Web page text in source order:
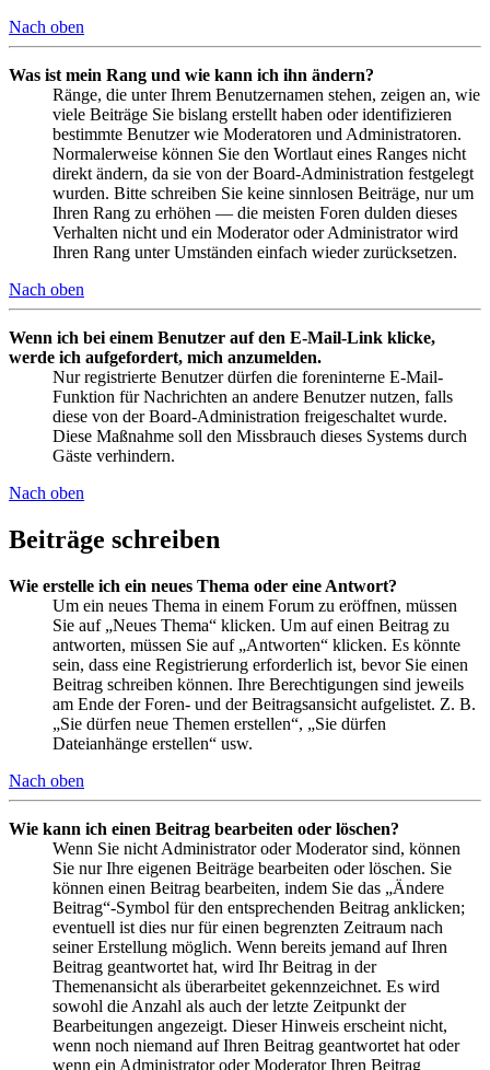
Nach oben
Was ist mein Rang und wie kann ich ihn ändern?
Ränge, die unter Ihrem Benutzernamen stehen, zeigen an, wie
viele Beiträge Sie bislang erstellt haben oder identifizieren
bestimmte Benutzer wie Moderatoren und Administratoren.
Normalerweise können Sie den Wortlaut eines Ranges nicht
direkt ändern, da sie von der Board-Administration festgelegt
wurden. Bitte schreiben Sie keine sinnlosen Beiträge, nur um
Ihren Rang zu erhöhen — die meisten Foren dulden dieses
Verhalten nicht und ein Moderator oder Administrator wird
Ihren Rang unter Umständen einfach wieder zurücksetzen.
Nach oben
Wenn ich bei einem Benutzer auf den E-Mail-Link klicke,
werde ich aufgefordert, mich anzumelden.
Nur registrierte Benutzer dürfen die foreninterne E-Mail-
Funktion für Nachrichten an andere Benutzer nutzen, falls
diese von der Board-Administration freigeschaltet wurde.
Diese Maßnahme soll den Missbrauch dieses Systems durch
Gäste verhindern.
Nach oben
Beiträge schreiben
Wie erstelle ich ein neues Thema oder eine Antwort?
Um ein neues Thema in einem Forum zu eröffnen, müssen
Sie auf „Neues Thema“ klicken. Um auf einen Beitrag zu
antworten, müssen Sie auf „Antworten“ klicken. Es könnte
sein, dass eine Registrierung erforderlich ist, bevor Sie einen
Beitrag schreiben können. Ihre Berechtigungen sind jeweils
am Ende der Foren- und der Beitragsansicht aufgelistet. Z. B.
„Sie dürfen neue Themen erstellen“, „Sie dürfen
Dateianhänge erstellen“ usw.
Nach oben
Wie kann ich einen Beitrag bearbeiten oder löschen?
Wenn Sie nicht Administrator oder Moderator sind, können
Sie nur Ihre eigenen Beiträge bearbeiten oder löschen. Sie
können einen Beitrag bearbeiten, indem Sie das „Ändere
Beitrag“-Symbol für den entsprechenden Beitrag anklicken;
eventuell ist dies nur für einen begrenzten Zeitraum nach
seiner Erstellung möglich. Wenn bereits jemand auf Ihren
Beitrag geantwortet hat, wird Ihr Beitrag in der
Themenansicht als überarbeitet gekennzeichnet. Es wird
sowohl die Anzahl als auch der letzte Zeitpunkt der
Bearbeitungen angezeigt. Dieser Hinweis erscheint nicht,
wenn noch niemand auf Ihren Beitrag geantwortet hat oder
wenn ein Administrator oder Moderator Ihren Beitrag